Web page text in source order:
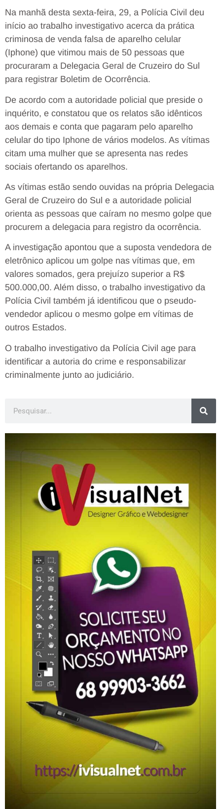
Na manhã desta sexta-feira, 29, a Polícia Civil deu
início ao trabalho investigativo acerca da prática
criminosa de venda falsa de aparelho celular
(Iphone) que vitimou mais de 50 pessoas que
procuraram a Delegacia Geral de Cruzeiro do Sul
para registrar Boletim de Ocorrência.
De acordo com a autoridade policial que preside o
inquérito, e constatou que os relatos são idênticos
aos demais e conta que pagaram pelo aparelho
celular do tipo Iphone de vários modelos. As vítimas
citam uma mulher que se apresenta nas redes
sociais ofertando os aparelhos.
As vítimas estão sendo ouvidas na própria Delegacia
Geral de Cruzeiro do Sul e a autoridade policial
orienta as pessoas que caíram no mesmo golpe que
procurem a delegacia para registro da ocorrência.
A investigação apontou que a suposta vendedora de
eletrônico aplicou um golpe nas vítimas que, em
valores somados, gera prejuízo superior a R$
500.000,00. Além disso, o trabalho investigativo da
Polícia Civil também já identificou que o pseudo-
vendedor aplicou o mesmo golpe em vítimas de
outros Estados.
O trabalho investigativo da Polícia Civil age para
identificar a autoria do crime e responsabilizar
criminalmente junto ao judiciário.